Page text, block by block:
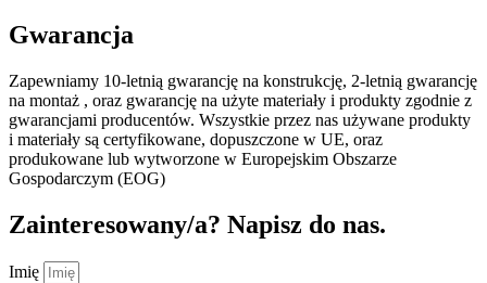
Gwarancja
Zapewniamy 10-letnią gwarancję na konstrukcję, 2-letnią gwarancję
na montaż , oraz gwarancję na użyte materiały i produkty zgodnie z
gwarancjami producentów. Wszystkie przez nas używane produkty
i materiały są certyfikowane, dopuszczone w UE, oraz
produkowane lub wytworzone w Europejskim Obszarze
Gospodarczym (EOG)
Zainteresowany/a? Napisz do nas.
Imię